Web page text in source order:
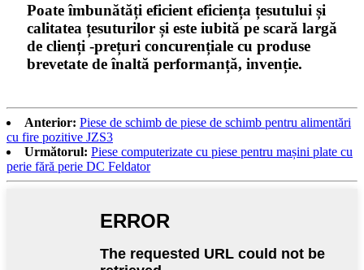
Poate îmbunătăți eficient eficiența țesutului și
calitatea țesuturilor și este iubită pe scară largă
de clienți -prețuri concurențiale cu produse
brevetate de înaltă performanță, invenție.
Anterior: Piese de schimb de piese de schimb pentru alimentări
cu fire pozitive JZS3
Următorul: Piese computerizate cu piese pentru mașini plate cu
perie fără perie DC Feldator